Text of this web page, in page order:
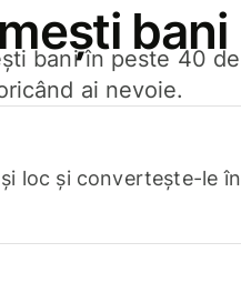
bani
bani în peste 40 de
ai nevoie.
loc și convertește-le în